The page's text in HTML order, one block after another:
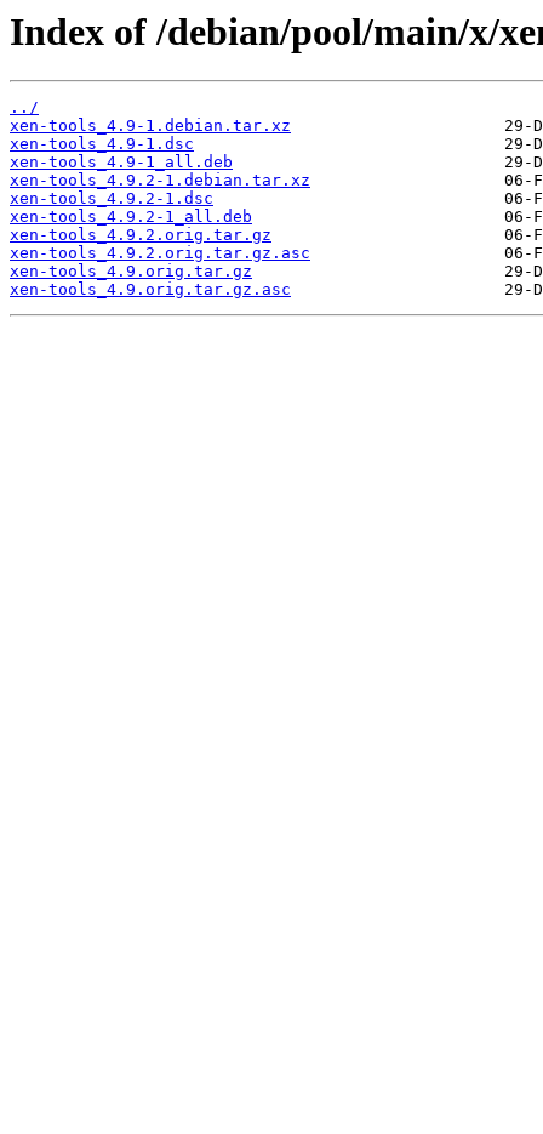
Index of /debian/pool/main/x/
../
xen-tools_4.9-1.debian.tar.xz
xen-tools_4.9-1.dsc
xen-tools_4.9-1_all.deb
xen-tools_4.9.2-1.debian.tar.xz
xen-tools_4.9.2-1.dsc
xen-tools_4.9.2-1_all.deb
xen-tools_4.9.2.orig.tar.gz
xen-tools_4.9.2.orig.tar.gz.asc
xen-tools_4.9.orig.tar.gz
xen-tools_4.9.orig.tar.gz.asc